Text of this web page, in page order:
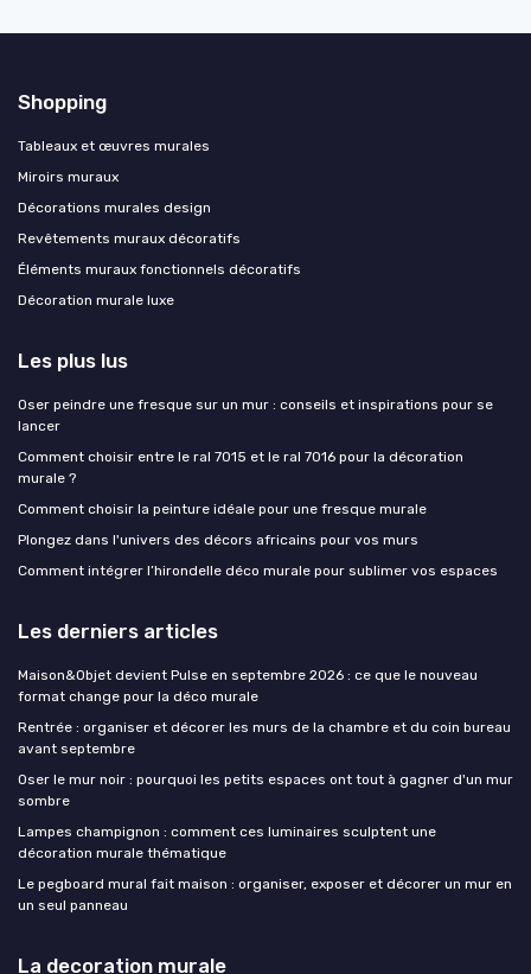
Shopping
Tableaux et œuvres murales
Miroirs muraux
Décorations murales design
Revêtements muraux décoratifs
Éléments muraux fonctionnels décoratifs
Décoration murale luxe
Les plus lus
Oser peindre une fresque sur un mur : conseils et inspirations pour se
lancer
Comment choisir entre le ral 7015 et le ral 7016 pour la décoration
murale ?
Comment choisir la peinture idéale pour une fresque murale
Plongez dans l'univers des décors africains pour vos murs
Comment intégrer l’hirondelle déco murale pour sublimer vos espaces
Les derniers articles
Maison&Objet devient Pulse en septembre 2026 : ce que le nouveau
format change pour la déco murale
Rentrée : organiser et décorer les murs de la chambre et du coin bureau
avant septembre
Oser le mur noir : pourquoi les petits espaces ont tout à gagner d'un mur
sombre
Lampes champignon : comment ces luminaires sculptent une
décoration murale thématique
Le pegboard mural fait maison : organiser, exposer et décorer un mur en
un seul panneau
La decoration murale